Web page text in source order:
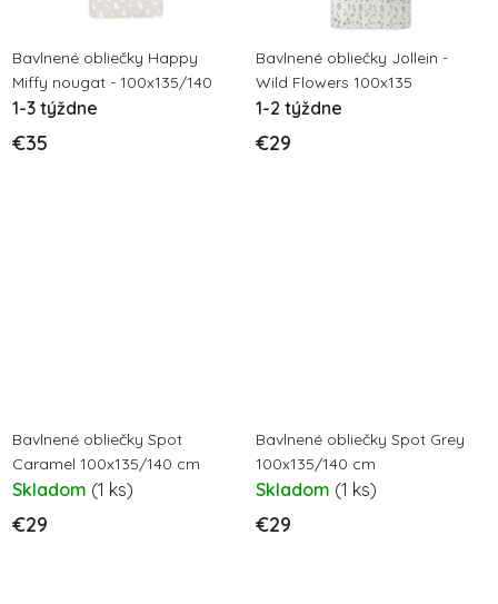
Bavlnené obliečky Happy
Miffy nougat - 100x135/140
1-3 týždne
€35
Bavlnené obliečky Jollein -
Wild Flowers 100x135
1-2 týždne
€29
Bavlnené obliečky Spot
Caramel 100x135/140 cm
Skladom (1 ks)
€29
Bavlnené obliečky Spot Grey
100x135/140 cm
Skladom (1 ks)
€29